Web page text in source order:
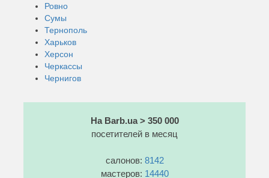
Ровно
Сумы
Тернополь
Харьков
Херсон
Черкассы
Чернигов
На Barb.ua > 350 000
посетителей в месяц
салонов: 8142
мастеров: 14440